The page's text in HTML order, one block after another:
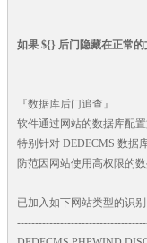
如果 ${} 后门隐藏在正常
『数据库后门追查』
软件通过网站的数据库配
特别针对 DEDECMS 数据
防范因网站使用高权限的
已加入如下网站类型的识